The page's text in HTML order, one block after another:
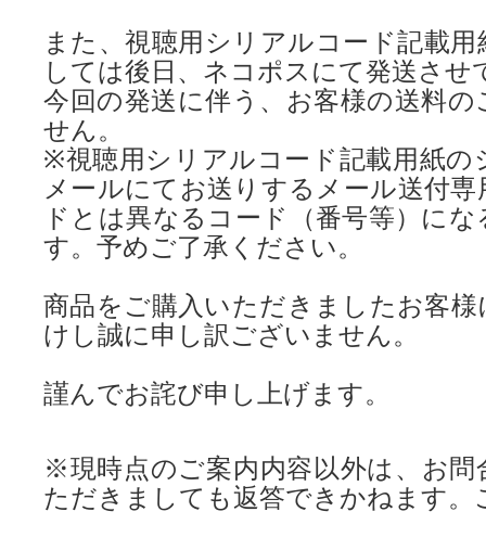
また、視聴用シリアルコード記載
しては後日、ネコポスにて発送させ
今回の発送に伴う、お客様の送料
せん。
※視聴用シリアルコード記載用紙の
メールにてお送りするメール送付
ドとは異なるコード（番号等）に
す。予めご了承ください。
商品をご購入いただきましたお客
けし誠に申し訳ございません。
謹んでお詫び申し上げます。
※現時点のご案内内容以外は、お問
ただきましても返答できかねます。